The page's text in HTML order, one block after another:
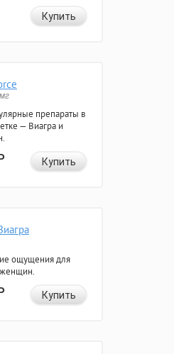
Купить
препараты в
— Виагра и
Купить
ощущения для
Купить